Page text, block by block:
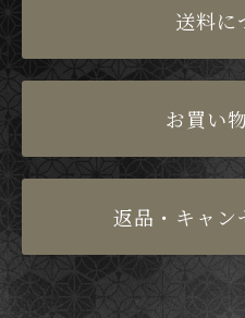
送料に
お買い
返品・キャン